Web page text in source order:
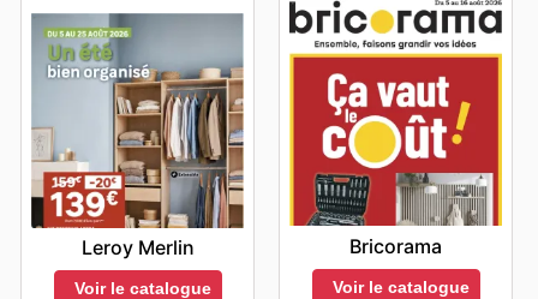
Leroy Merlin
Voir le catalogue
Bricorama
Voir le catalogue